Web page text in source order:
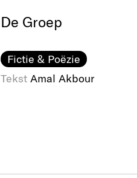
De Groep
Fictie & Poëzie
Tekst Amal Akbour